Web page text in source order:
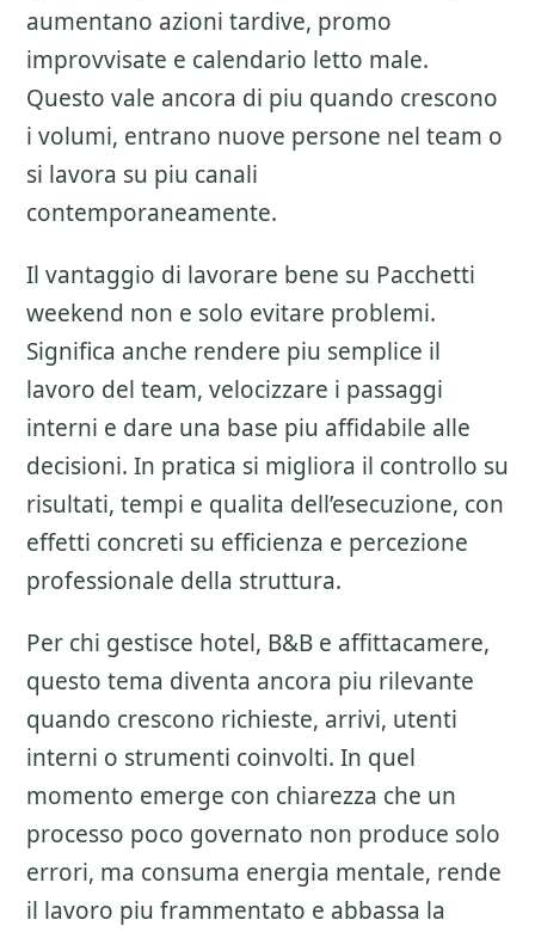
aumentano azioni tardive, promo
improvvisate e calendario letto male.
Questo vale ancora di piu quando crescono
i volumi, entrano nuove persone nel team o
si lavora su piu canali
contemporaneamente.
Il vantaggio di lavorare bene su Pacchetti
weekend non e solo evitare problemi.
Significa anche rendere piu semplice il
lavoro del team, velocizzare i passaggi
interni e dare una base piu affidabile alle
decisioni. In pratica si migliora il controllo su
risultati, tempi e qualita dell’esecuzione, con
effetti concreti su efficienza e percezione
professionale della struttura.
Per chi gestisce hotel, B&B e affittacamere,
questo tema diventa ancora piu rilevante
quando crescono richieste, arrivi, utenti
interni o strumenti coinvolti. In quel
momento emerge con chiarezza che un
processo poco governato non produce solo
errori, ma consuma energia mentale, rende
il lavoro piu frammentato e abbassa la